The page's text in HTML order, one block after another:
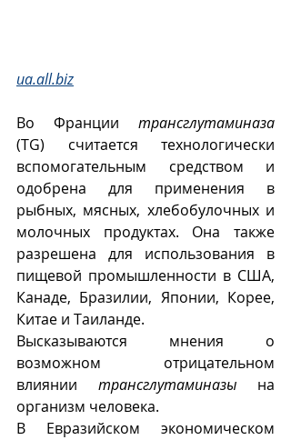
ua.all.biz
Во Франции трансглутаминаза
(TG) считается технологически
вспомогательным средством и
одобрена для применения в
рыбных, мясных, хлебобулочных и
молочных продуктах. Она также
разрешена для использования в
пищевой промышленности в США,
Канаде, Бразилии, Японии, Корее,
Китае и Таиланде.
Высказываются мнения о
возможном отрицательном
влиянии трансглутаминазы на
организм человека.
В Евразийском экономическом